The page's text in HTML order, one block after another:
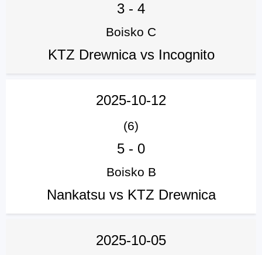
3 - 4
Boisko C
KTZ Drewnica vs Incognito
2025-10-12
(6)
5 - 0
Boisko B
Nankatsu vs KTZ Drewnica
2025-10-05